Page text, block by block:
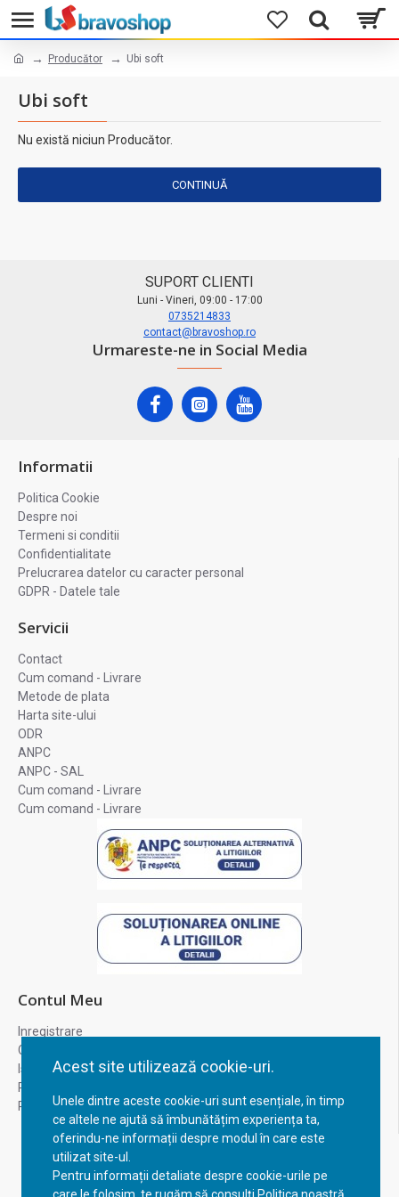
Acest site utilizează cookie-uri.
Unele dintre aceste cookie-uri sunt esențiale, în timp
ce altele ne ajută să îmbunătățim experiența ta,
oferindu-ne informații despre modul în care este
utilizat site-ul.
Pentru informații detaliate despre cookie-urile pe
Producător Ubi soft
Ubi soft
Nu există niciun Producător.
CONTINUĂ
SUPORT CLIENTI
Luni - Vineri, 09:00 - 17:00
0735214833
contact@bravoshop.ro
Urmareste-ne in Social Media
Informatii
Politica Cookie
Despre noi
Termeni si conditii
Confidentialitate
Prelucrarea datelor cu caracter personal
GDPR - Datele tale
Servicii
Contact
Cum comand - Livrare
Metode de plata
Harta site-ului
ODR
ANPC
ANPC - SAL
Cum comand - Livrare
Cum comand - Livrare
Contul Meu
Inregistrare
Contul meu
Istoric comenzi
Recuperare parola
Returnare produs